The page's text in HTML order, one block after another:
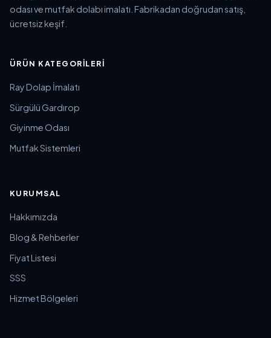
odası ve mutfak dolabı imalatı. Fabrikadan doğrudan satış,
ücretsiz keşif.
ÜRÜN KATEGORILERI
Ray Dolap İmalatı
Sürgülü Gardırop
Giyinme Odası
Mutfak Sistemleri
KURUMSAL
Hakkımızda
Blog & Rehberler
Fiyat Listesi
SSS
Hizmet Bölgeleri